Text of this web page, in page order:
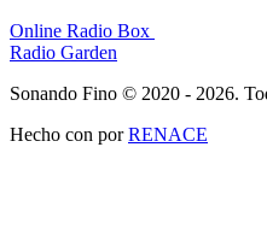
Online Radio Box
Radio Garden
Sonando Fino © 2020 - 2026.
Hecho con porRENACE